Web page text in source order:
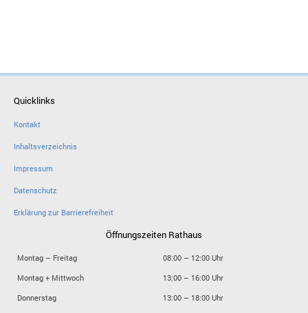
Quicklinks
Kontakt
Inhaltsverzeichnis
Impressum
Datenschutz
Erklärung zur Barrierefreiheit
Öffnungszeiten Rathaus
Montag – Freitag
08:00 – 12:00 Uhr
Montag + Mittwoch
13:00 – 16:00 Uhr
Donnerstag
13:00 – 18:00 Uhr